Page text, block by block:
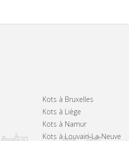
Kots à Bruxelles
Kots à Liège
Kots à Namur
Kots à Louvain-La-Neuve